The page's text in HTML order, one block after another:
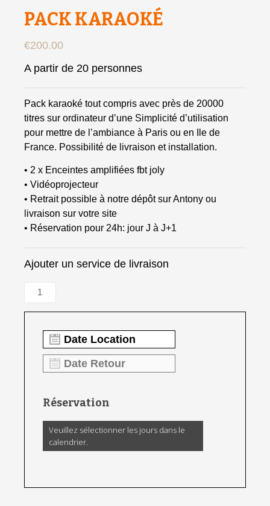
PACK KARAOKÉ
€200.00
A partir de 20 personnes
Pack karaoké tout compris avec près de 20000
titres sur ordinateur d’une Simplicité d’utilisation
pour mettre de l’ambiance à Paris ou en Ile de
France. Possibilité de livraison et installation.
• 2 x Enceintes amplifiées fbt joly
• Vidéoprojecteur
• Retrait possible à notre dépôt sur Antony ou
livraison sur votre site
• Réservation pour 24h: jour J à J+1
Ajouter un service de livraison
Réservation
Veuillez sélectionner les jours dans le
calendrier.